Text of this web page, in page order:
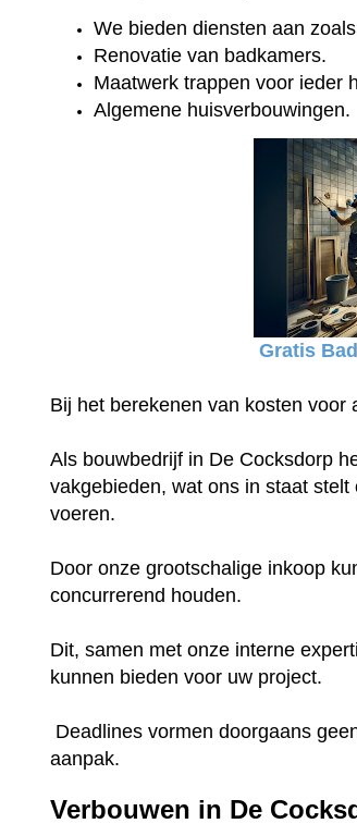
We bieden diensten aan
Renovatie van badkamers.
Maatwerk trappen voor ieder
Algemene huisverbouwingen.
Gratis
Bij het berekenen van kosten voor
Als bouwbedrijf in De Cocksdorp
vakgebieden, wat ons in staat
voeren.
Door onze grootschalige inkoop
concurrerend houden.
Dit, samen met onze interne
kunnen bieden voor uw project.
Deadlines vormen doorgaans
aanpak.
Verbouwen in De